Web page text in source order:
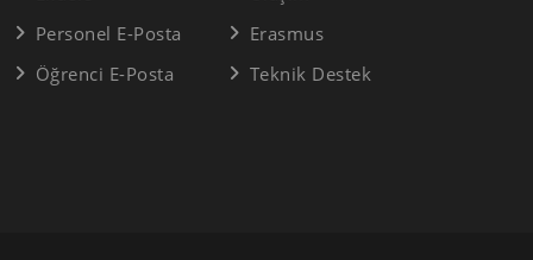
Personel E-Posta
Öğrenci E-Posta
Erasmus
Teknik Destek